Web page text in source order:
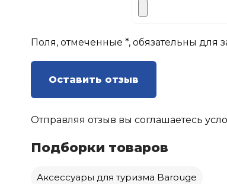
Поля, отмеченные *, обязательны для
Оставить отзыв
Отправляя отзыв вы соглашаетесь
Подборки товаров
Аксессуары для туризма Barouge